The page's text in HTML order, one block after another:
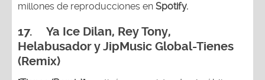
millones de reproducciones en Spotify.
17. Ya Ice Dilan, Rey Tony,
Helabusador y JipMusic Global-Tienes
(Remix)